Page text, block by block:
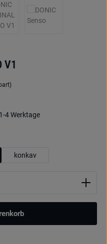
V1
4 Werktage
konkav
Wert ein